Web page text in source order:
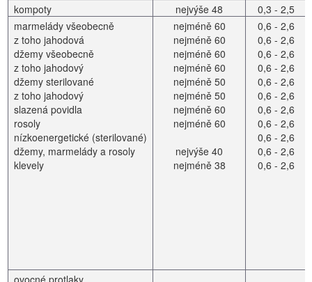
kompoty
nejvýše 48
0,3 - 2,5
marmelády všeobecně
z toho jahodová
džemy všeobecně
z toho jahodový
džemy sterilované
z toho jahodový
slazená povidla
rosoly
nízkoenergetické (sterilované)
džemy, marmelády a rosoly
klevely
nejméně 60
nejméně 60
nejméně 60
nejméně 60
nejméně 50
nejméně 50
nejméně 60
nejméně 60
nejvýše 40
nejméně 38
0,6 - 2,6
0,6 - 2,6
0,6 - 2,6
0,6 - 2,6
0,6 - 2,6
0,6 - 2,6
0,6 - 2,6
0,6 - 2,6
0,6 - 2,6
0,6 - 2,6
0,6 - 2,6
ovocné protlaky